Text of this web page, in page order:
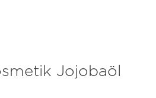
Jojobaöl